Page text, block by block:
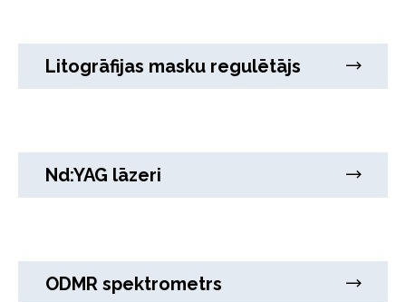
Litogrāfijas masku regulētājs
Nd:YAG lāzeri
ODMR spektrometrs